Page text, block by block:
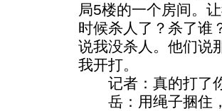
局5楼的一个房间。
时候杀人了？杀了谁
说我没杀人。他们说
我开打。
记者：真的打了你
岳：用绳子捆住，